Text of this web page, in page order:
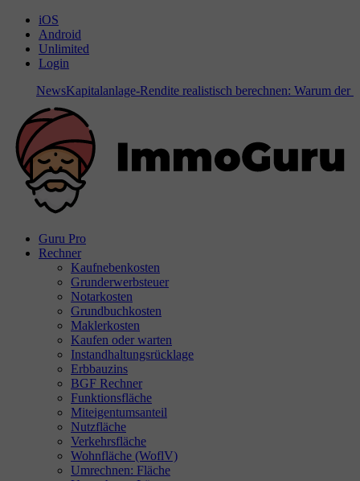
iOS
Android
Unlimited
Login
NewsKapitalanlage-Rendite realistisch berechnen: Warum der
Guru Pro
Rechner
Kaufnebenkosten
Grunderwerbsteuer
Notarkosten
Grundbuchkosten
Maklerkosten
Kaufen oder warten
Instandhaltungsrücklage
Erbbauzins
BGF Rechner
Funktionsfläche
Miteigentumsanteil
Nutzfläche
Verkehrsfläche
Wohnfläche (WoflV)
Umrechnen: Fläche